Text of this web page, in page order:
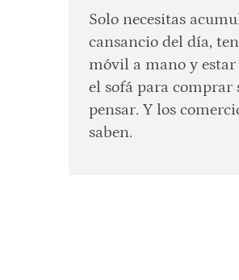
Solo necesitas
cansancio del día,
móvil a mano y
el sofá para comprar
pensar. Y los
saben.